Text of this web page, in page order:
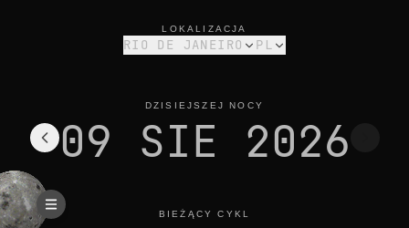
LOKALIZACJA
RIO DE JANEIRO PL
DZISIEJSZEJ NOCY
09 SIE 2026
BIEŻĄCY CYKL